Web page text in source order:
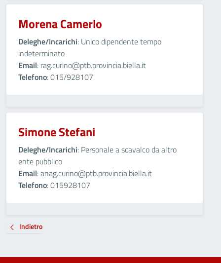
Morena Camerlo
Deleghe/Incarichi: Unico dipendente tempo
indeterminato
Email: rag.curino@ptb.provincia.biella.it
Telefono: 015/928107
Simone Stefani
Deleghe/Incarichi: Personale a scavalco da altro
ente pubblico
Email: anag.curino@ptb.provincia.biella.it
Telefono: 015928107
Indietro